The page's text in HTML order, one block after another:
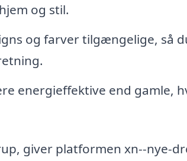
og stil.
og farver tilgængelige, så
energieffektive end gamle,
giver platformen xn--nye-